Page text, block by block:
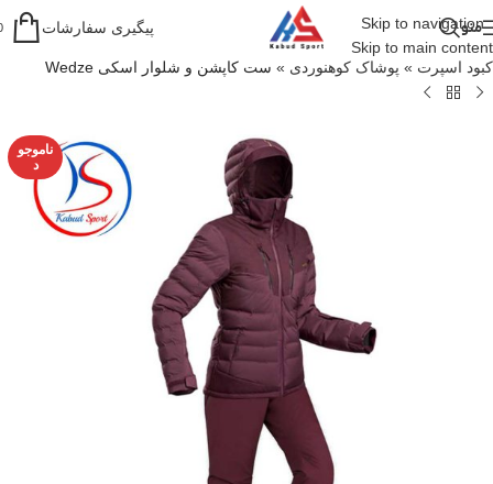
Skip to navigation
Skip to main content
منو پیگیری سفارشات
کبود اسپرت » پوشاک کوهنوردی » ست کاپشن و شلوار اسکی Wedze
ناموجو
د